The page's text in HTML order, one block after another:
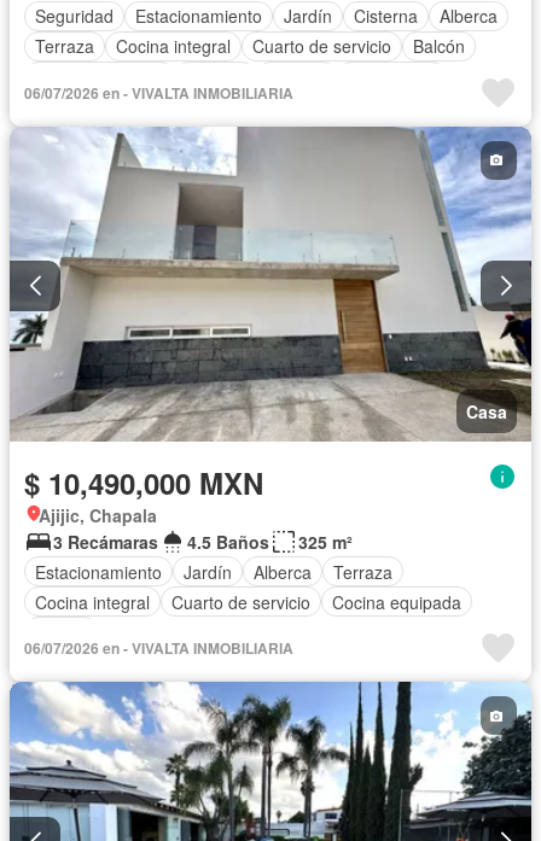
Seguridad
Estacionamiento Jardín Cisterna
Alberca
Terraza
Cocina integral Cuarto de servicio
Balcón
Azotea
Agua Cuarto de Limpieza
Televisión por cable
Gas natural
Asador
Vista panorámica
Recámara con closet
Caseta de vigilancia Sin amueblar
06/07/2026 en - VIVALTA INMOBILIARIA
Casa
$ 10,490,000 MXN
Ajijic, Chapala
3 Recámaras
4.5 Baños
325 m²
Estacionamiento
Jardín Alberca
Terraza
Cocina integral
Cuarto de servicio
Cocina equipada
06/07/2026 en - VIVALTA INMOBILIARIA